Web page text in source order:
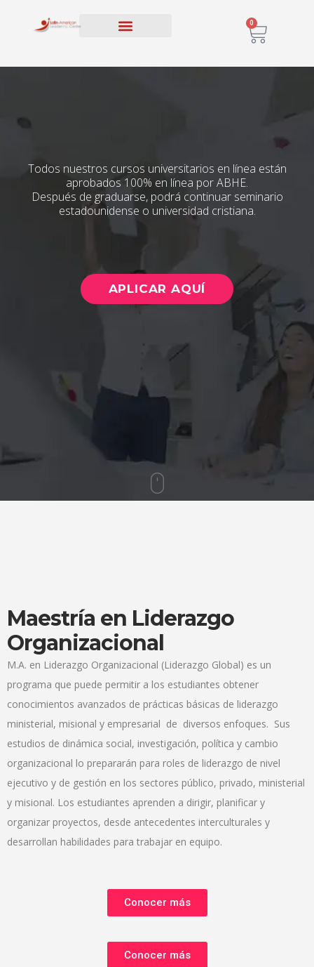
0
Todos nuestros cursos universitarios en línea están
aprobados 100% en línea por ABHE.
Después de graduarse, podrá continuar seminario
estadounidense o universidad cristiana.
APLICAR AQUÍ
Maestría en Liderazgo
Organizacional
M.A. en Liderazgo Organizacional (Liderazgo Global) es un
programa que puede permitir a los estudiantes obtener
conocimientos avanzados de prácticas básicas de liderazgo
ministerial, misional y empresarial de diversos enfoques. Sus
estudios de dinámica social, investigación, política y cambio
organizacional lo prepararán para roles de liderazgo de nivel
ejecutivo y de gestión en los sectores público, privado, ministerial
y misional. Los estudiantes aprenden a dirigir, planificar y
organizar proyectos, desde antecedentes interculturales y
desarrollan habilidades para trabajar en equipo.
Conocer más
Conocer más